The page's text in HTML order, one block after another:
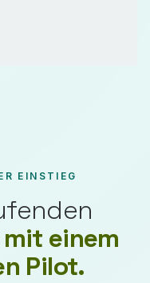
EINSTIEG
einem
Pilot.